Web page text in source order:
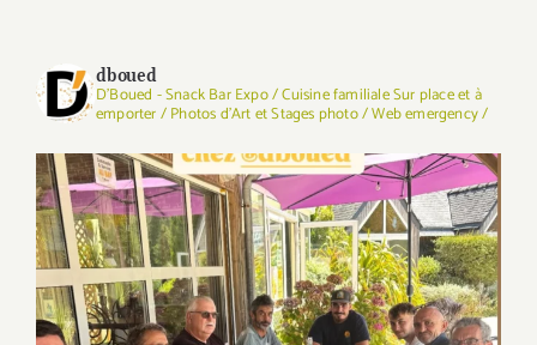
dboued
D'Boued - Snack Bar Expo / Cuisine familiale Sur place et à
emporter / Photos d'Art et Stages photo / Web emergency /